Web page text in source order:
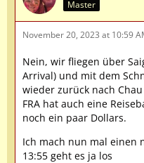
Master
November 20, 2023 at 10:59
Nein, wir fliegen über
Arrival) und mit dem
wieder zurück nach
FRA hat auch eine
noch ein paar Dollars.
Ich mach nun mal einen
13:55 geht es ja los